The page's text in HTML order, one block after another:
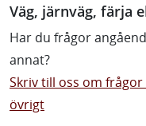
Väg, järnväg, färja
Har du frågor
annat?
Skriv till oss om
övrigt